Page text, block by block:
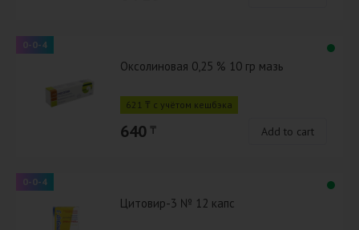
0-0-4
Оксолиновая 0,25 % 10 гр мазь
621 ₸ с учётом кешбэка
640 ₸ Add to cart
0-0-4
Цитовир-3 № 12 капс